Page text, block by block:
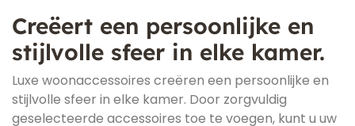
Creëert een persoonlijke en
stijlvolle sfeer in elke kamer.
Luxe woonaccessoires creëren een persoonlijke en
stijlvolle sfeer in elke kamer. Door zorgvuldig
geselecteerde accessoires toe te voegen, kunt u uw